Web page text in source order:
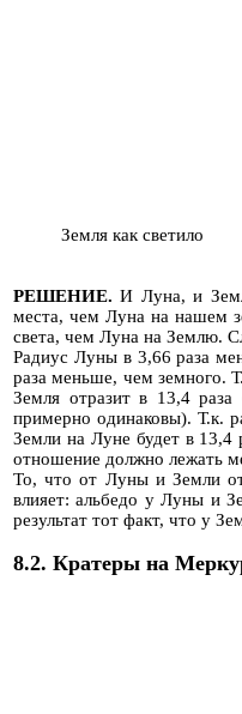
Земля как светило
РЕШЕНИЕ.И Луна, и
места, чем Луна на нашем
света, чем Луна на Землю.
Радиус Луны в 3,66 раза
раза меньше, чем земного.
Земля отразит в 13,4
примерно одинаковы). Т.к.
Земли на Луне будет в
отношение должно лежать
То, что от Луны и Земли
влияет: альбедо у Луны и
результат тот факт, что у
8.2. Кратеры на